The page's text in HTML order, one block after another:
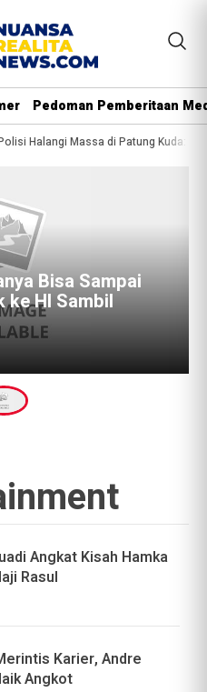
Pedoman Pemberitaan
Halangi Massa di Patung Kuda:
Bisa Sampai
ke HI Sambil
Angkat Kisah Hamka
Rasul
Karier, Andre
Angkot